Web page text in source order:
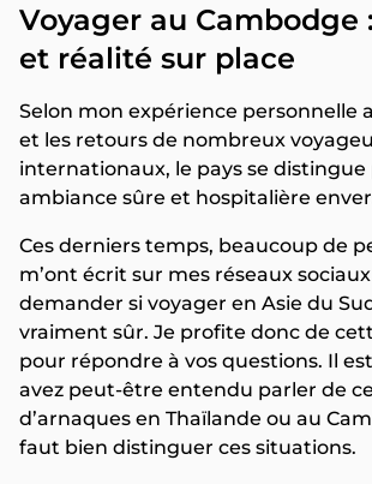
Voyager au Cambodge
et réalité sur place
Selon mon expérience personnelle
et les retours de nombreux
internationaux, le pays se distingue
ambiance sûre et hospitalière
Ces derniers temps, beaucoup de
m’ont écrit sur mes réseaux
demander si voyager en Asie du
vraiment sûr. Je profite donc de
pour répondre à vos questions. Il
avez peut-être entendu parler de
d’arnaques en Thaïlande ou au
faut bien distinguer ces situations.